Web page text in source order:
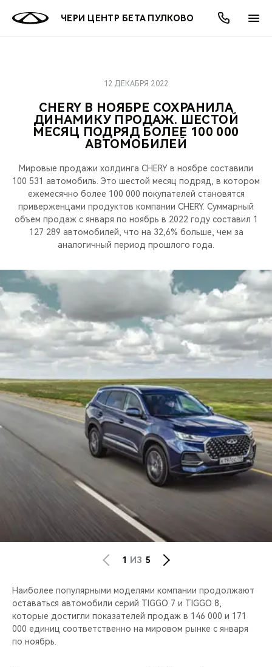
ЧЕРИ ЦЕНТР БЕТА ПУЛКОВО
МОДЕЛИ
ВСЕ МОДЕЛИ
СЕДАНЫ
НОВИНКИ
ПОКУПАТЕЛЯМ
ВЫБОР И ПОКУПКА
КРЕДИТ И СТРАХОВАНИЕ
ВЛАДЕЛЬЦАМ
СЕРВИС
ЗАПЧАСТИ И АКСЕССУАРЫ
ПОДДЕРЖКА
CHERY CONNECT
МИР CHERY
АКСЕССУАРЫ
CHERY В СОЦСЕТЯХ
ЛЮДИ CHERY
БЛАГОТВОРИТЕЛЬНОСТЬ
CHERY REMOTE
CHERY И СПОРТ
НАШИ МЕРОПРИЯТИЯ
CHERY ДЛЯ ДЕТЕЙ
АКЦИИ
ВЫГОДЫ И АКЦИИ
ОНЛАЙН СЕРВИСЫ
ВЫБОР И ПОКУПКА
О КОМПАНИИ
О НАС
CHERY В НОЯБРЕ СОХРАНИЛА
ДИНАМИКУ ПРОДАЖ. ШЕСТОЙ
МЕСЯЦ ПОДРЯД БОЛЕЕ 100 000
АВТОМОБИЛЕЙ
12 ДЕКАБРЯ 2022
Мировые продажи холдинга CHERY в ноябре составили
100 531 автомобиль. Это шестой месяц подряд, в котором
ежемесячно более 100 000 покупателей становятся
приверженцами продуктов компании CHERY. Суммарный
объем продаж с января по ноябрь в 2022 году составил 1
127 289 автомобилей, что на 32,6% больше, чем за
аналогичный период прошлого года.
1 ИЗ 5
Наиболее популярными моделями компании продолжают
оставаться автомобили серий TIGGO 7 и TIGGO 8,
которые достигли показателей продаж в 146 000 и 171
000 единиц соответственно на мировом рынке с января
по ноябрь.